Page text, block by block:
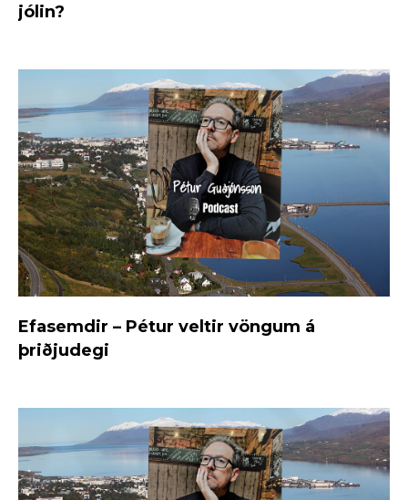
jólin?
Efasemdir – Pétur veltir vöngum á
þriðjudegi